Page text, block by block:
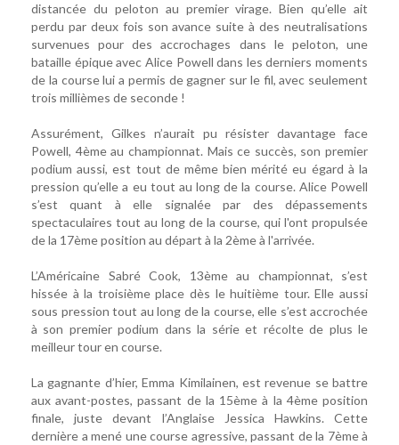
distancée du peloton au premier virage. Bien qu’elle ait
perdu par deux fois son avance suite à des neutralisations
survenues pour des accrochages dans le peloton, une
bataille épique avec Alice Powell dans les derniers moments
de la course lui a permis de gagner sur le fil, avec seulement
trois millièmes de seconde !
Assurément, Gilkes n’aurait pu résister davantage face
Powell, 4ème au championnat. Mais ce succès, son premier
podium aussi, est tout de même bien mérité eu égard à la
pression qu’elle a eu tout au long de la course. Alice Powell
s’est quant à elle signalée par des dépassements
spectaculaires tout au long de la course, qui l'ont propulsée
de la 17ème position au départ à la 2ème à l'arrivée.
L’Américaine Sabré Cook, 13ème au championnat, s’est
hissée à la troisième place dès le huitième tour. Elle aussi
sous pression tout au long de la course, elle s’est accrochée
à son premier podium dans la série et récolte de plus le
meilleur tour en course.
La gagnante d’hier, Emma Kimilainen, est revenue se battre
aux avant-postes, passant de la 15ème à la 4ème position
finale, juste devant l’Anglaise Jessica Hawkins. Cette
dernière a mené une course agressive, passant de la 7ème à